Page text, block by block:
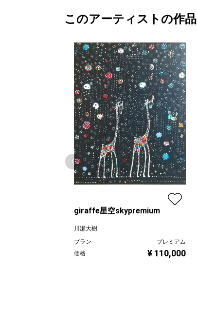
このアーティストの作品
giraffe星空skypremium
川瀬大樹
プラン
プレミアム
価格
¥ 110,000